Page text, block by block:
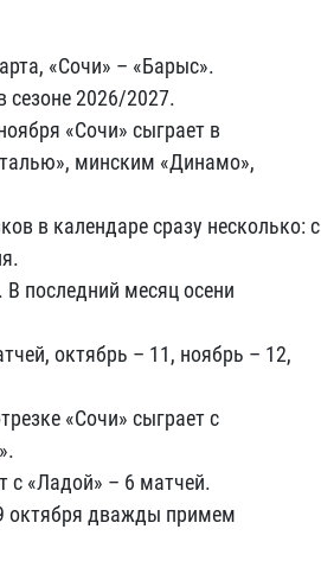
«Сочи» – «Барыс».
2026/2027.
«Сочи» сыграет в
минским «Динамо»,
в календаре сразу несколько: с
последний месяц осени
октябрь – 11, ноябрь – 12,
«Сочи» сыграет с
с «Ладой» – 6 матчей.
октября дважды примем